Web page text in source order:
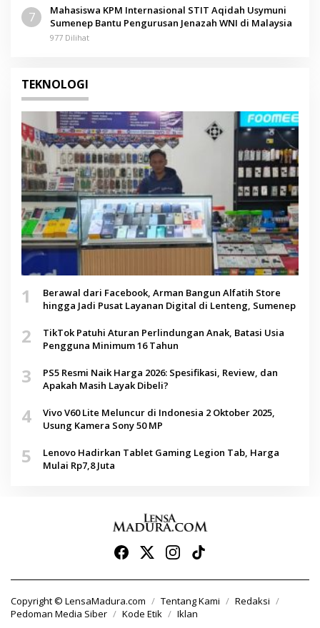
7
Mahasiswa KPM Internasional STIT Aqidah Usymuni
Sumenep Bantu Pengurusan Jenazah WNI di Malaysia
977 Dilihat
TEKNOLOGI
1
Berawal dari Facebook, Arman Bangun Alfatih Store
hingga Jadi Pusat Layanan Digital di Lenteng, Sumenep
2
TikTok Patuhi Aturan Perlindungan Anak, Batasi Usia
Pengguna Minimum 16 Tahun
3
PS5 Resmi Naik Harga 2026: Spesifikasi, Review, dan
Apakah Masih Layak Dibeli?
4
Vivo V60 Lite Meluncur di Indonesia 2 Oktober 2025,
Usung Kamera Sony 50 MP
5
Lenovo Hadirkan Tablet Gaming Legion Tab, Harga
Mulai Rp7,8 Juta
Copyright © LensaMadura.com Tentang Kami
Redaksi
Pedoman Media Siber
Kode Etik Iklan